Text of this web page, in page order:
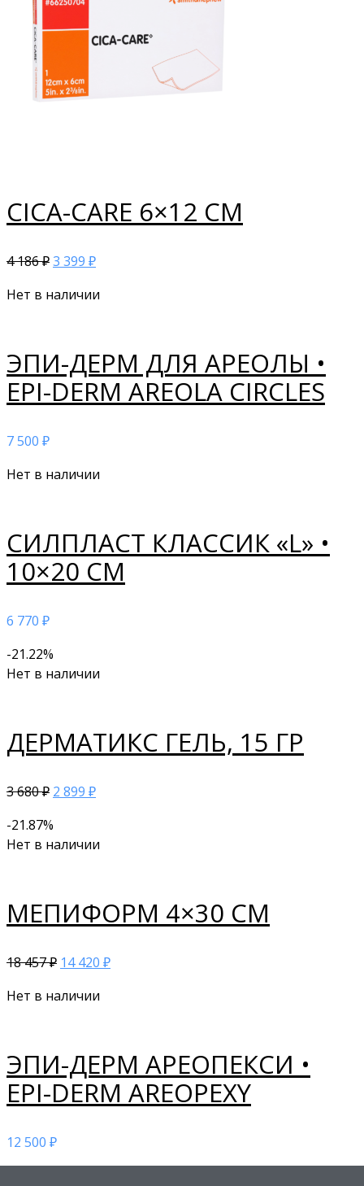
CICA-CARE 6×12 СМ
4 186₽ 3 399 ₽
Нет в наличии
ЭПИ-ДЕРМ ДЛЯ АРЕОЛЫ •
EPI-DERM AREOLA CIRCLES
7 500 ₽
Нет в наличии
СИЛПЛАСТ КЛАССИК «L» •
10×20 СМ
6 770 ₽
-21.22%
Нет в наличии
ДЕРМАТИКС ГЕЛЬ, 15 ГР
3 680₽ 2 899 ₽
-21.87%
Нет в наличии
МЕПИФОРМ 4×30 СМ
18 457₽ 14 420 ₽
Нет в наличии
ЭПИ-ДЕРМ АРЕОПЕКСИ •
EPI-DERM AREOPEXY
12 500 ₽